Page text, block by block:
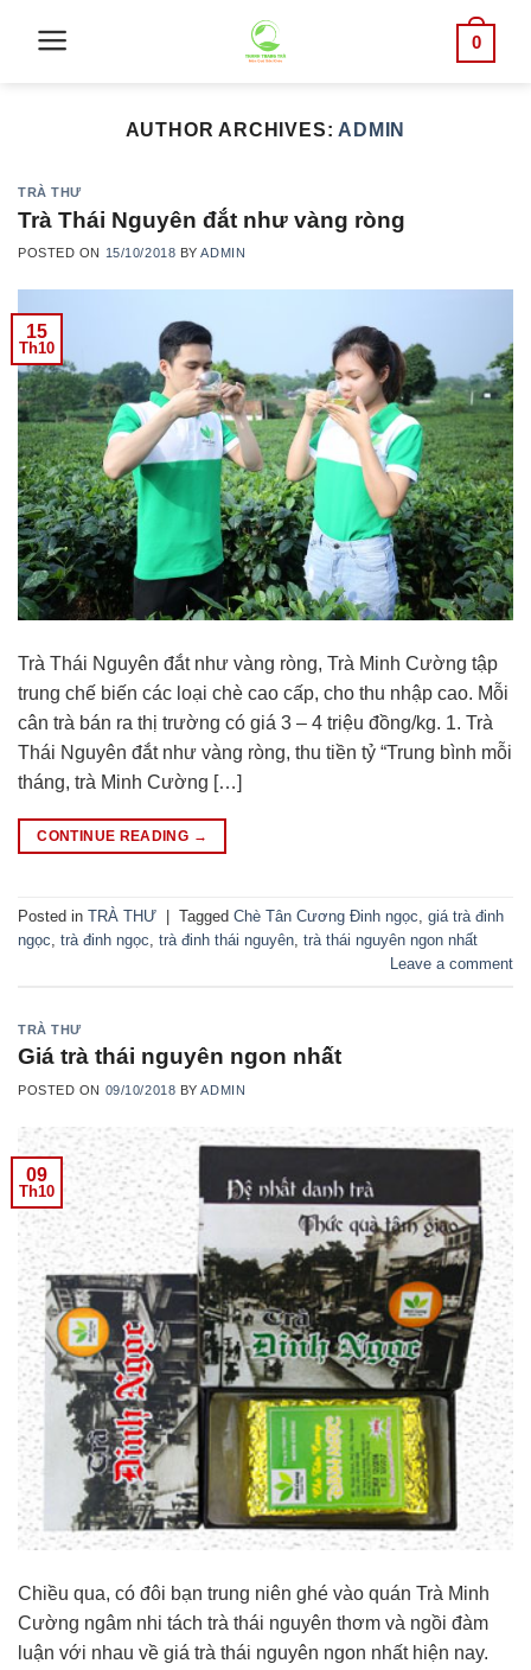
0
AUTHOR ARCHIVES: ADMIN
TRÀ THƯ
Trà Thái Nguyên đắt như vàng ròng
POSTED ON 15/10/2018 BYADMIN
15
Th10
Trà Thái Nguyên đắt như vàng ròng, Trà Minh Cường tập
trung chế biến các loại chè cao cấp, cho thu nhập cao. Mỗi
cân trà bán ra thị trường có giá 3 – 4 triệu đồng/kg. 1. Trà
Thái Nguyên đắt như vàng ròng, thu tiền tỷ “Trung bình mỗi
tháng, trà Minh Cường […]
CONTINUE READING →
Posted in TRÀ THƯ Tagged Chè Tân Cương Đinh ngọc giá trà đinh
ngọc trà đinh ngọc trà đinh thái nguyên trà thái nguyên ngon nhất
Leave a comment
TRÀ THƯ
Giá trà thái nguyên ngon nhất
POSTED ON 09/10/2018 BYADMIN
09
Th10
Chiều qua, có đôi bạn trung niên ghé vào quán Trà Minh
Cường ngâm nhi tách trà thái nguyên thơm và ngồi đàm
luận với nhau về giá trà thái nguyên ngon nhất hiện nay.